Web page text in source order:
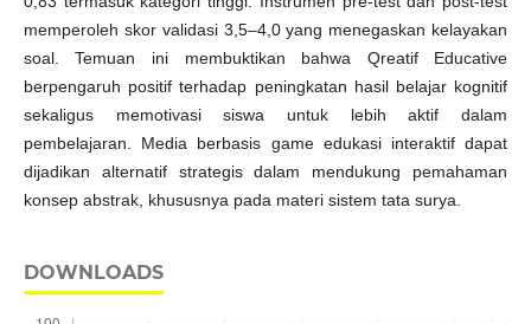
memperoleh skor validasi 3,5–4,0 yang menegaskan kelayakan
soal. Temuan ini membuktikan bahwa Qreatif Educative
berpengaruh positif terhadap peningkatan hasil belajar kognitif
sekaligus memotivasi siswa untuk lebih aktif dalam
pembelajaran. Media berbasis game edukasi interaktif dapat
dijadikan alternatif strategis dalam mendukung pemahaman
konsep abstrak, khususnya pada materi sistem tata surya.
DOWNLOADS